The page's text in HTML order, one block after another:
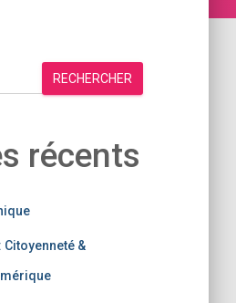
RECHERCHER
récents
&